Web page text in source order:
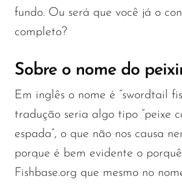
fundo. Ou será que você já o
completo?
Sobre o nome do
Em inglês o nome é “swordtail
tradução seria algo tipo “peixe
espada”, o que não nos causa
porque é bem evidente o
Fishbase.org que mesmo no